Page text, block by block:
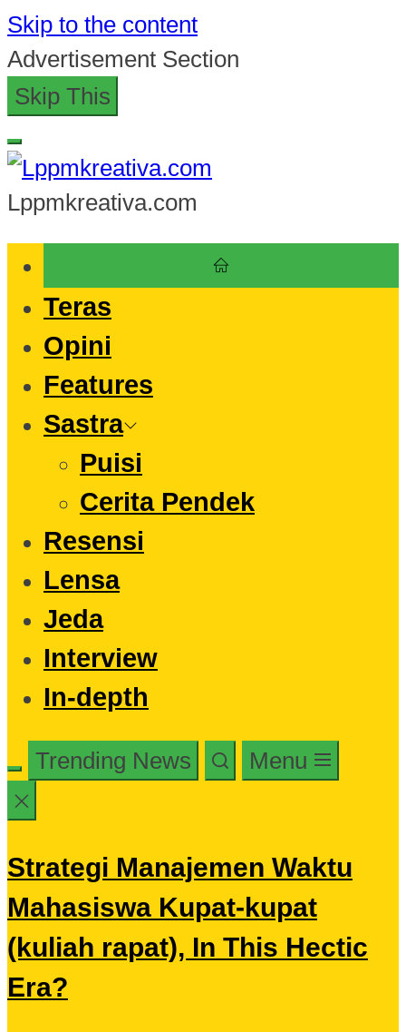
Skip to the content
Advertisement Section
Skip This
Lppmkreativa.com
Teras
Opini
Features
Sastra
Puisi
Cerita Pendek
Resensi
Lensa
Jeda
Interview
In-depth
Trending News Menu
Strategi Manajemen Waktu
Mahasiswa Kupat-kupat
(kuliah rapat), In This Hectic
Era?